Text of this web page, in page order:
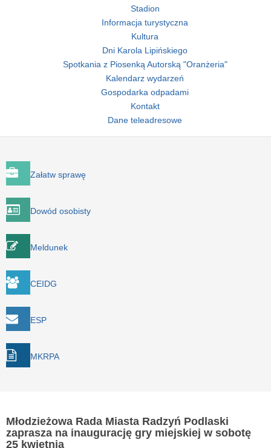
Stadion
Informacja turystyczna
Kultura
Dni Karola Lipińskiego
Spotkania z Piosenką Autorską "Oranżeria"
Kalendarz wydarzeń
Gospodarka odpadami
Kontakt
Dane teleadresowe
Załatw sprawę
Dowód osobisty
Meldunek
CEIDG
ESP
MKRPA
Młodzieżowa Rada Miasta Radzyń Podlaski
zaprasza na inaugurację gry miejskiej w sobotę
25 kwietnia